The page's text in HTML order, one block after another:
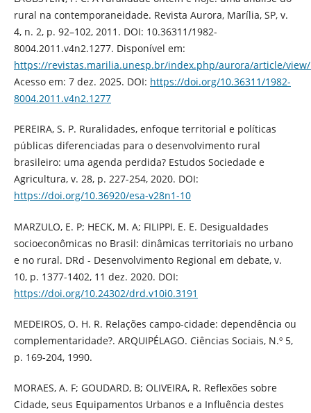
rural na contemporaneidade. Revista Aurora, Marília, SP, v.
4, n. 2, p. 92–102, 2011. DOI: 10.36311/1982-
8004.2011.v4n2.1277. Disponível em:
https://revistas.marilia.unesp.br/index.php/aurora/article/view/
Acesso em: 7 dez. 2025. DOI: https://doi.org/10.36311/1982-
8004.2011.v4n2.1277
PEREIRA, S. P. Ruralidades, enfoque territorial e políticas
públicas diferenciadas para o desenvolvimento rural
brasileiro: uma agenda perdida? Estudos Sociedade e
Agricultura, v. 28, p. 227-254, 2020. DOI:
https://doi.org/10.36920/esa-v28n1-10
MARZULO, E. P; HECK, M. A; FILIPPI, E. E. Desigualdades
socioeconômicas no Brasil: dinâmicas territoriais no urbano
e no rural. DRd - Desenvolvimento Regional em debate, v.
10, p. 1377-1402, 11 dez. 2020. DOI:
https://doi.org/10.24302/drd.v10i0.3191
MEDEIROS, O. H. R. Relações campo-cidade: dependência ou
complementaridade?. ARQUIPÉLAGO. Ciências Sociais, N.º 5,
p. 169-204, 1990.
MORAES, A. F; GOUDARD, B; OLIVEIRA, R. Reflexões sobre
Cidade, seus Equipamentos Urbanos e a Influência destes